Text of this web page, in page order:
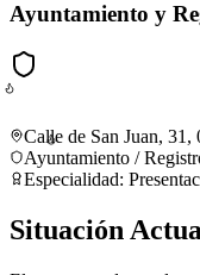
Ayuntamiento y
Calle de San Juan, 31,
Ayuntamiento /
Especialidad:
Situación